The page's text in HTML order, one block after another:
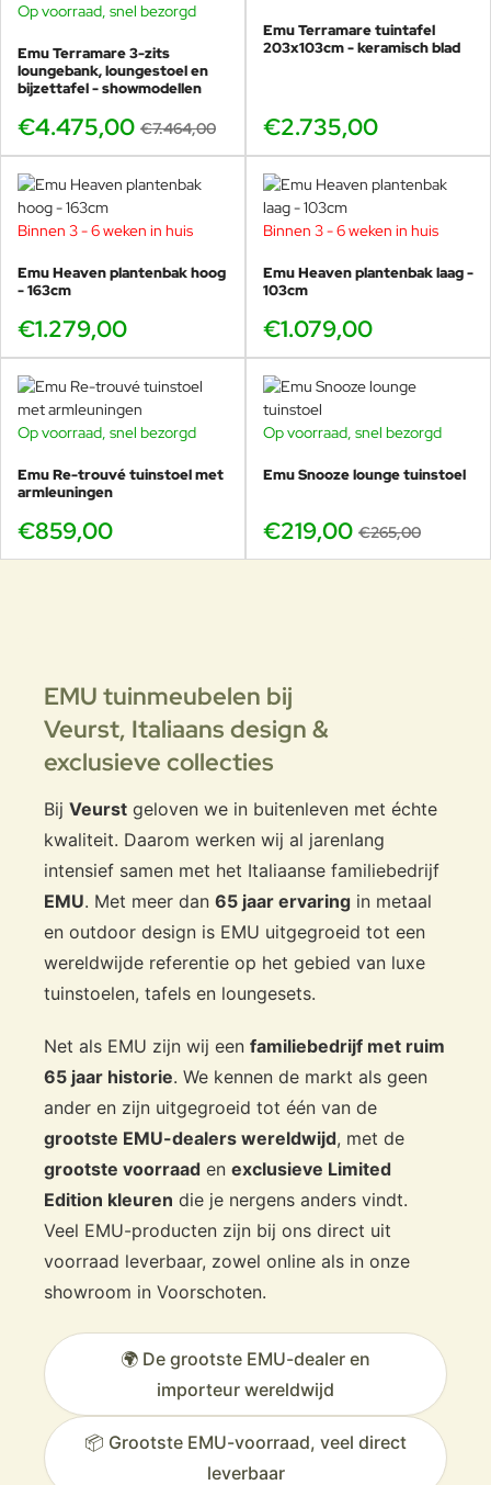
Ontworpen voor lange avonden aan
de bar, zonder concessies aan design.
Ideaal voor horeca én
particulier
Horeca & projecten
Rustig totaalbeeld bij meerdere barkrukken
Geschikt voor intensief dagelijks gebruik
Onderhoudsarm staal met EMU-afwerking
Past bij uiteenlopende bar- en terrasconcepten
Particulier gebruik
Comfortabel bij borrels en informele diners
Designstatement zonder schreeuwerig te zijn
Perfect te combineren met EMU
bartafels
De Emu Round barkruk laat zich uitstekend combineren
met verschillende EMU bartafels en statafels. Door het
rustige design ontstaat altijd een uitgebalanceerde en
professionele baropstelling.
Strak en modern
Emu Nova bartafel 70x70 cm
Flexibel en horeca-proof
Emu Darwin buitenbar
De Round barkruk past zich
moeiteloos aan verschillende
baropstellingen aan.
Onderdeel van de Emu Round
collectie
Emu Round tuinstoel zonder armleuningen
Diningstoel met armleuningen
Emu Round tuinstoel met armleuningen
Bijpassende eettafel
Emu Round tuintafel rond Ø90 cm
BUNDELKORTING
-40%
Op voorraad, snel bezorgd
Emu Terramare 3-zits
loungebank, loungestoel en
bijzettafel - showmodellen
€4.475,00 €7.464,00
Emu Terramare tuintafel
203x103cm - keramisch blad
€2.735,00
Binnen 3 - 6 weken in huis
Emu Heaven plantenbak hoog
- 163cm
€1.279,00
Binnen 3 - 6 weken in huis
Emu Heaven plantenbak laag -
103cm
€1.079,00
Op voorraad, snel bezorgd
Emu Re-trouvé tuinstoel met
armleuningen
€859,00
-17%
Op voorraad, snel bezorgd
Emu Snooze lounge tuinstoel
€219,00 €265,00
EMU tuinmeubelen bij
Veurst, Italiaans design &
exclusieve collecties
Bij Veurst geloven we in buitenleven met échte
kwaliteit. Daarom werken wij al jarenlang
intensief samen met het Italiaanse familiebedrijf
EMU. Met meer dan 65 jaar ervaring in metaal
en outdoor design is EMU uitgegroeid tot een
wereldwijde referentie op het gebied van luxe
tuinstoelen, tafels en loungesets.
Net als EMU zijn wij een familiebedrijf met ruim
65 jaar historie. We kennen de markt als geen
ander en zijn uitgegroeid tot één van de
grootste EMU-dealers wereldwijd, met de
grootste voorraad en exclusieve Limited
Edition kleuren die je nergens anders vindt.
Veel EMU-producten zijn bij ons direct uit
voorraad leverbaar, zowel online als in onze
showroom in Voorschoten.
🌍 De grootste EMU-dealer en
importeur wereldwijd
📦 Grootste EMU-voorraad, veel direct
leverbaar